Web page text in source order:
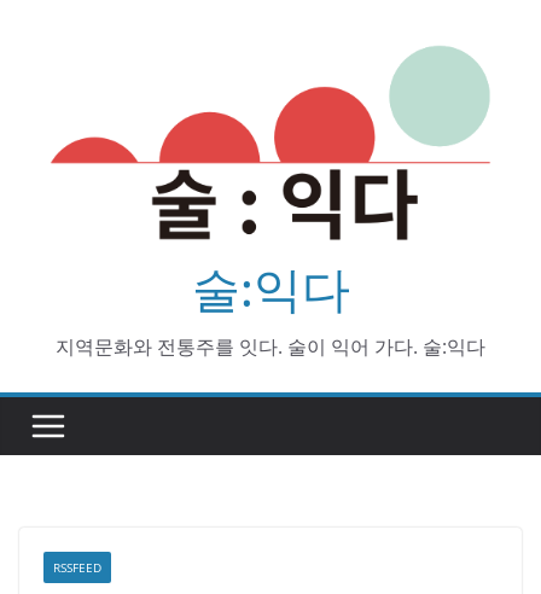
술:익다
지역문화와 전통주를 잇다. 술이 익어 가다. 술:익다
RSSFEED